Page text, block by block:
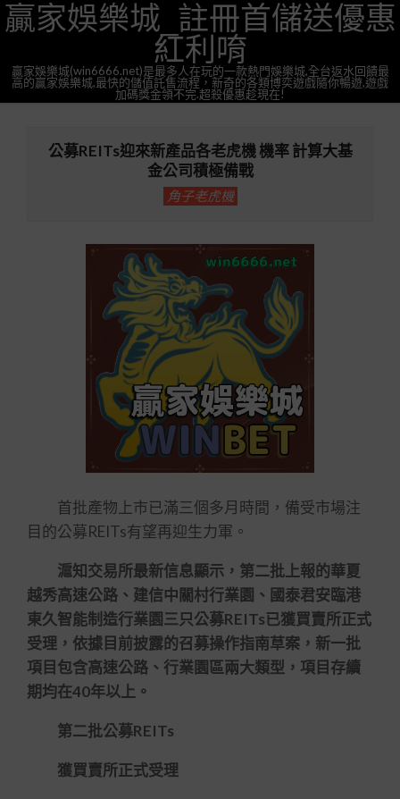
Skip
to贏家娛樂城_註冊首儲送優惠
紅利唷
贏家娛樂城(win6666.net)是最多人在玩的一款熱門娛樂城,全台返水回饋最
高的贏家娛樂城,最快的儲值託售流程，新奇的各類博奕遊戲隨你暢遊,遊戲
加碼獎金領不完.超殺優惠趁現在!
公募REITs迎來新產品各老虎機 機率 計算大基
金公司積極備戰
角子老虎機
首批產物上市已滿三個多月時間，備受市場注
目的公募REITs有望再迎生力軍。
滬知交易所最新信息顯示，第二批上報的華夏
越秀高速公路、建信中關村行業園、國泰君安臨港
東久智能制造行業園三只公募REITs已獲買賣所正式
受理，依據目前披露的召募操作指南草案，新一批
項目包含高速公路、行業園區兩大類型，項目存續
期均在40年以上。
第二批公募REITs
獲買賣所正式受理